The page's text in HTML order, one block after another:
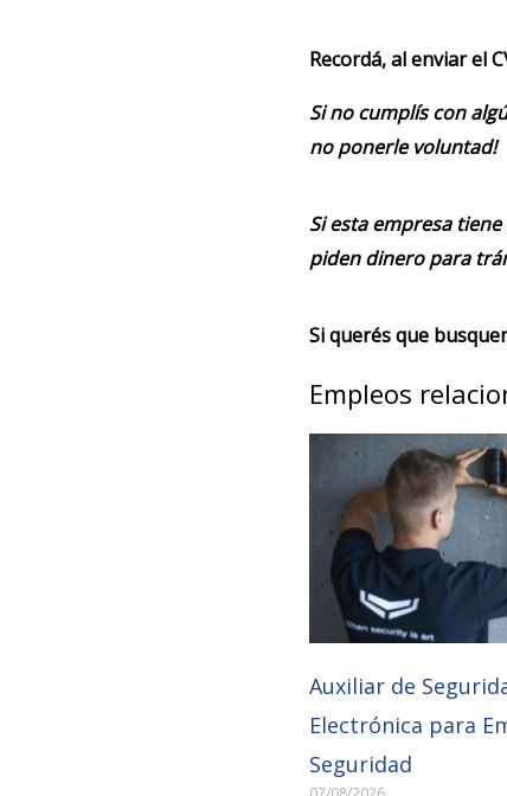
Recordá, al enviar el
Si no cumplís con
no ponerle voluntad!
Si esta empresa
piden dinero para
Si querés que
Empleos
Auxiliar de
Electrónica para
Seguridad